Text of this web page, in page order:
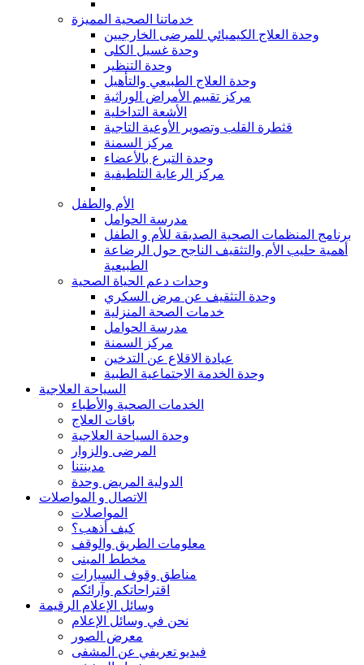
خدماتنا الصحية المميزة
وحدة العلاج الكيميائي للمرضى الخارجيين
وحدة غسيل الكلى
وحدة التنظير
وحدة العلاج الطبيعي والتأهيل
مركز تقييم الأمراض الوراثية
الأشعة التداخلية
قثطرة القلب وتصوير الأوعية التاجية
مركز السمنة
وحدة التبرع بالأعضاء
مركز الرعاية التلطيفية
الأم والطفل
مدرسة الحوامل
برنامج المنظمات الصحية الصديقة للأم و الطفل
أهمية حليب الأم والتثقيف الناجح حول الرضاعة
الطبيعية
وحدات دعم الحياة الصحية
وحدة التثقيف عن مرض السكري
خدمات الصحة المنزلية
مدرسة الحوامل
مركز السمنة
عيادة الاقلاع عن التدخين
وحدة الخدمة الاجتماعية الطبية
السياحة العلاجية
الخدمات الصحية والأطباء
باقات العلاج
وحدة السياحة العلاجية
المرضى والزوار
مدينتنا
الدولية المريض وحدة
الاتصال و المواصلات
المواصلات
كيف أذهب؟
معلومات الطريق والوقف
مخطط المبنى
مناطق وقوف السيارات
اقتراحاتكم وآرائكم
وسائل الإعلام الرقيمة
نحن في وسائل الإعلام
معرض الصور
فيديو تعريفي عن المشفى